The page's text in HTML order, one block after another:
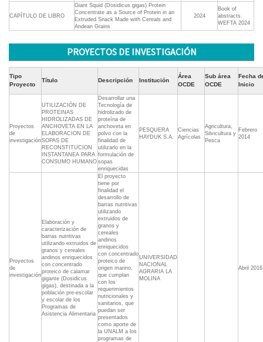
CAPÍTULO DE LIBRO
Giant Squid (Dosidicus gigas) Protein
Concentrate as a Source of Protein in an
Extruded Snack Made with Cereals and
Andean Grains
2024
Book of
abstracts.
WEFTA 2024
PROYECTOS DE INVESTIGACIÓN
Tipo
Proyecto
Título Descripción Institución
Área
OCDE
Sub área
OCDE
Fecha
Inicio
Proyectos
de
investigación
UTILIZACIÓN DE
PROTEINAS
HIDROLIZADAS DE
ANCHOVETA EN LA
ELABORACION DE
SOPAS DE
RECONSTITUCION
INSTANTANEA PARA
CONSUMO HUMANO
Desarrollar una
Tecnología de
hidrolizado de
proteína de
anchoveta en
polvo con la
finalidad de
utilizarlo en la
formulación de
sopas
enriquecidas
PESQUERA
HAYDUK S.A.
Ciencias
Agrícolas
Agricultura,
Silvicultura y
Pesca
Febrero
2014
Proyectos
de
investigación
Elaboración y
caracterización de
barras nutritivas
utilizando extruidos de
granos y cereales
andinos enriquecidos
con concentrado
proteico de calamar
gigante (Dosidicus
gigas), destinada a la
población pre-escolar
y escolar de los
Programas de
Asistencia Alimentaria
El proyecto
tiene por
finalidad el
desarrollo de
barras nutritivas
utilizando
extruidos de
granos y
cereales
andinos
enriquecidos
con concentrado
proteico de
origen marino,
que cumplan
con los
requerimientos
nutricionales y
sanitarios, que
puedan ser
presentados
como aporte de
la UNALM a los
programas de
UNIVERSIDAD
NACIONAL
AGRARIA LA
MOLINA
Abril 2016